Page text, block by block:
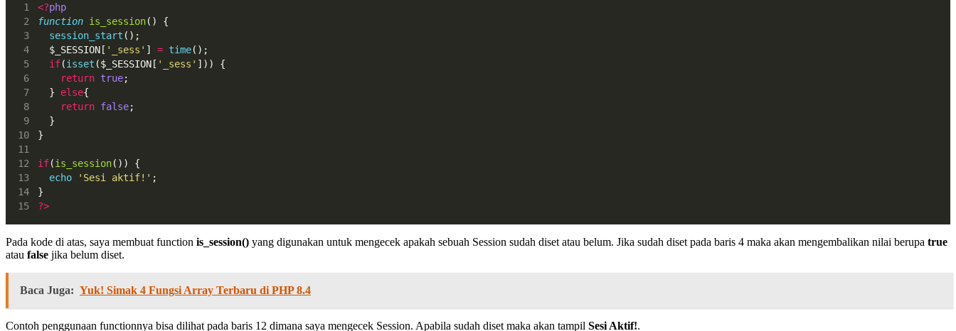
<?php
function is_session() {
session_start ();
  $_SESSION[
'_sess' ] = time();
if(isset ($_SESSION[ '_sess' ])) {
return true;
  }
else{
return false;
  }
}
if(is_session()) {
echo
'Sesi aktif!' ;
}
?>
Pada kode di atas, saya membuat function is_session() yang digunakan untuk mengecek apakah sebuah Session sudah diset atau belum. Jika sudah diset pada baris 4 maka akan mengembalikan nilai berupa true
atau false jika belum diset.
Baca Juga: Yuk! Simak 4 Fungsi Array Terbaru di PHP 8.4
Contoh penggunaan functionnya bisa dilihat pada baris 12 dimana saya mengecek Session. Apabila sudah diset maka akan tampil Sesi Aktif!.